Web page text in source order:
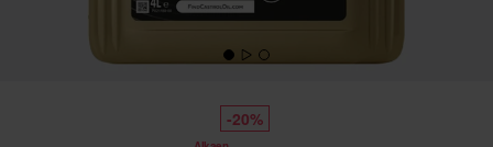
-20%